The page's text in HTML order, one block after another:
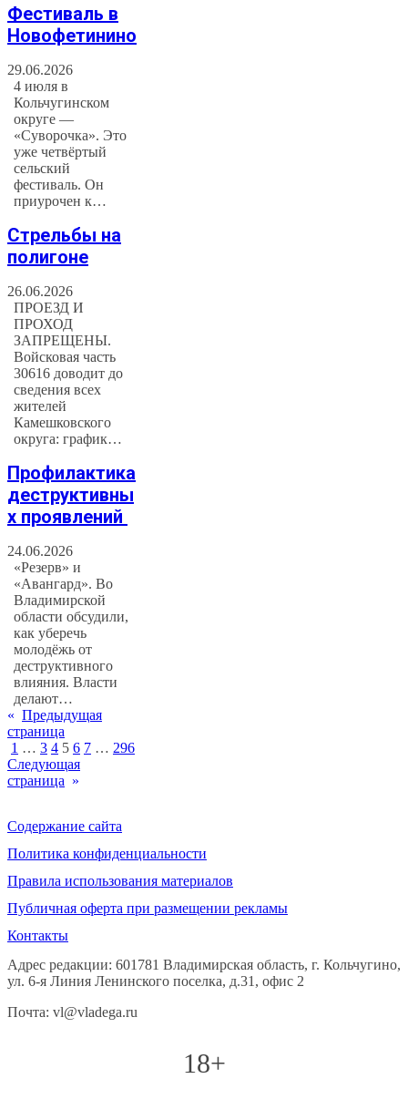
Фестиваль в
Новофетинино
29.06.2026
4 июля в
Кольчугинском
округе —
«Суворочка». Это
уже четвёртый
сельский
фестиваль. Он
приурочен к…
Стрельбы на
полигоне
26.06.2026
ПРОЕЗД И
ПРОХОД
ЗАПРЕЩЕНЫ.
Войсковая часть
30616 доводит до
сведения всех
жителей
Камешковского
округа: график…
Профилактика
деструктивны
х проявлений
24.06.2026
«Резерв» и
«Авангард». Во
Владимирской
области обсудили,
как уберечь
молодёжь от
деструктивного
влияния. Власти
делают…
« Предыдущая
страница
1 … 3 4 5 6 7 … 296
Следующая
страница »
Содержание сайта
Политика конфиденциальности
Правила использования материалов
Публичная оферта при размещении рекламы
Контакты
Адрес редакции: 601781 Владимирская область, г. Кольчугино,
ул. 6-я Линия Ленинского поселка, д.31, офис 2
Почта: vl@vladega.ru
18+